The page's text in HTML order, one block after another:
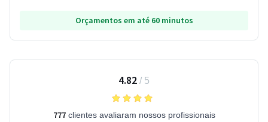
Orçamentos em até 60 minutos
4.82 / 5
777clientes avaliaram nossos profissionais